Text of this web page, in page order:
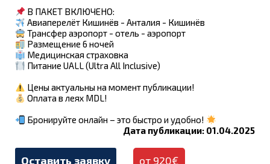
В ПАКЕТ ВКЛЮЧЕНО:
Авиаперелёт Кишинёв - Анталия - Кишинёв
Трансфер аэропорт - отель - аэропорт
Размещение 6 ночей
Медицинская страховка
Питание UALL (Ultra All Inclusive)
Цены актуальны на момент публикации!
Оплата в леях MDL!
Бронируйте онлайн – это быстро и удобно!
Дата публикации: 01.04.2025
Оставить заявку от 920€